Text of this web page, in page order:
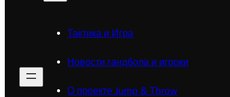
Тактика и Игра
Новости гандбола и игроки
О проекте Jump & Throw